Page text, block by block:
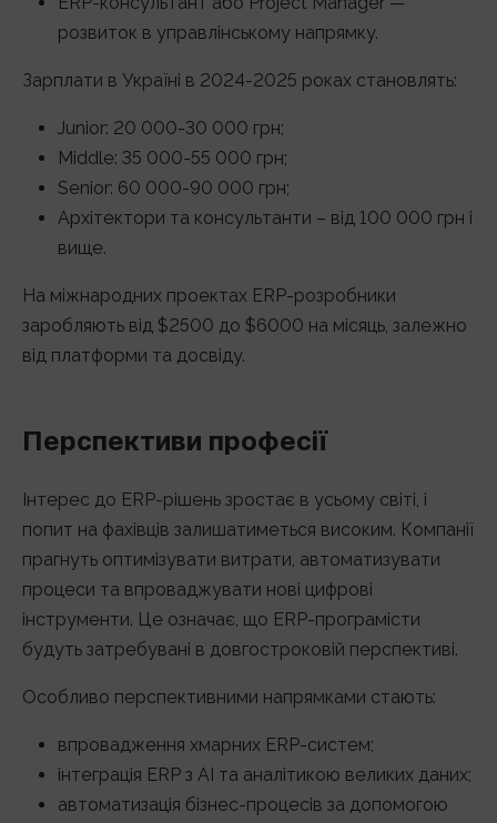
розвиток в управлінському напрямку.
Зарплати в Україні в 2024-2025 роках становлять:
Junior: 20 000-30 000 грн;
Middle: 35 000-55 000 грн;
Senior: 60 000-90 000 грн;
Архітектори та консультанти – від 100 000 грн і
вище.
На міжнародних проектах ERP-розробники
заробляють від $2500 до $6000 на місяць, залежно
від платформи та досвіду.
Перспективи професії
Інтерес до ERP-рішень зростає в усьому світі, і
попит на фахівців залишатиметься високим. Компанії
прагнуть оптимізувати витрати, автоматизувати
процеси та впроваджувати нові цифрові
інструменти. Це означає, що ERP-програмісти
будуть затребувані в довгостроковій перспективі.
Особливо перспективними напрямками стають:
впровадження хмарних ERP-систем;
інтеграція ERP з AI та аналітикою великих даних;
автоматизація бізнес-процесів за допомогою